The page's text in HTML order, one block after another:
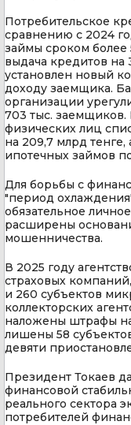
Потребительское
сравнению с 2024
займы сроком более
выдача кредитов на
установлен новый
доходу заемщика.
организации
703 тыс. заемщиков.
физических лиц
на 209,7 млрд
ипотечных займов
Для борьбы с
"период
обязательное
расширены
мошенничества.
В 2025 году
страховых
и 260 субъектов
коллекторских
наложены штрафы
лишены 58
девяти
Президент Токаев
финансовой
реального сектора
потребителей